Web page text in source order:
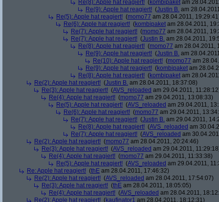
Re(8): Apple hat reagiert! ( kombipaket am
Re(9): Apple hat reagiert! (Justin B. am
Re(5): Apple hat reagiert! (momo77 am 28.04.2011,
Re(6): Apple hat reagiert! (kombipaket am 28.04.2011,
Re(7): Apple hat reagiert! (momo77 am 28.04.2011,
Re(7): Apple hat reagiert! (Justin B. am 28.04.2011,
Re(8): Apple hat reagiert! (momo77 am 28.04.2011,
Re(9): Apple hat reagiert! (Justin B. am
Re(10): Apple hat reagiert! (momo77 am
Re(9): Apple hat reagiert! (kombipaket am
Re(8): Apple hat reagiert! (kombipaket am
Re(2): Apple hat reagiert! (Justin B. am 28.04.2011, 18:37:08)
Re(3): Apple hat reagiert! (AVS_reloaded am 29.04.2011,
Re(4): Apple hat reagiert! (momo77 am 29.04.2011, 13:08:33)
Re(5): Apple hat reagiert! (AVS_reloaded am 29.04.2011,
Re(6): Apple hat reagiert! (momo77 am 29.04.2011,
Re(7): Apple hat reagiert! (Justin B. am 29.04.2011,
Re(8): Apple hat reagiert! (AVS_reloaded am
Re(7): Apple hat reagiert! (AVS_reloaded am
Re(2): Apple hat reagiert! (momo77 am 28.04.2011, 20:24:46)
Re(3): Apple hat reagiert! (AVS_reloaded am 29.04.2011,
Re(4): Apple hat reagiert! (momo77 am 29.04.2011, 11:33:38)
Re(5): Apple hat reagiert! (AVS_reloaded am 29.04.2011,
Re: Apple hat reagiert! (thE am 28.04.2011, 17:46:32)
Re(2): Apple hat reagiert! (AVS_reloaded am 28.04.2011, 17:54:07)
Re(3): Apple hat reagiert! (thE am 28.04.2011, 18:05:05)
Re(4): Apple hat reagiert! (AVS_reloaded am 28.04.2011,
Re(2): Apple hat reagiert! (kaufinator1 am 28.04.2011, 18:12:31)